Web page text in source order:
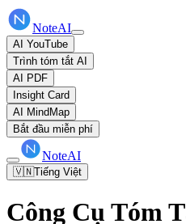
NoteAI
AI YouTube
Trình tóm tắt AI
AI PDF
Insight Card
AI MindMap
Bắt đầu miễn phí
NoteAI
🇻🇳Tiếng Việt
Công Cụ Tóm